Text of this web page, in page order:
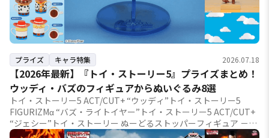
プライズ キャラ特集 2026.07.18
【2026年最新】『トイ・ストーリー5』プライズまとめ！
ウッディ・バズのフィギュアからぬいぐるみ8選
トイ・ストーリー5 ACT/CUT+ “ウッディ”トイ・ストーリー5
FIGURIZMα “バズ・ライトイヤー”トイ・ストーリー5 ACT/CUT+
“ジェシー”トイ・ストーリー ぬーどるストッパーフィギュア －バ
ズ・ラ...